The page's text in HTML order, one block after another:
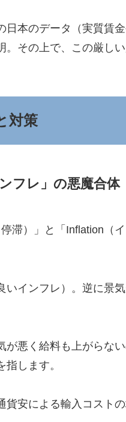
本のデータ（実質賃
その上で、この厳し
対策
フレ」の悪魔合体
滞）」と「Inflation（
インフレ）。逆に景
が悪く給料も上がらな
します。
安による輸入コストの